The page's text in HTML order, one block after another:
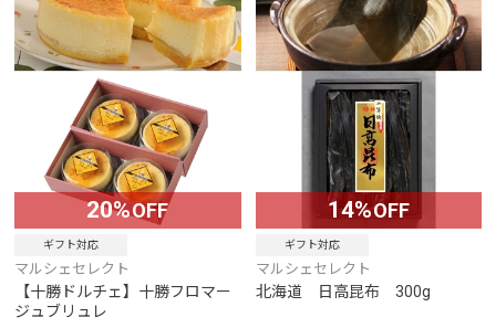
20%OFF
ギフト対応
マルシェセレクト
【十勝ドルチェ】十勝フロマー
ジュブリュレ
14%OFF
ギフト対応
マルシェセレクト
北海道 日高昆布 300g